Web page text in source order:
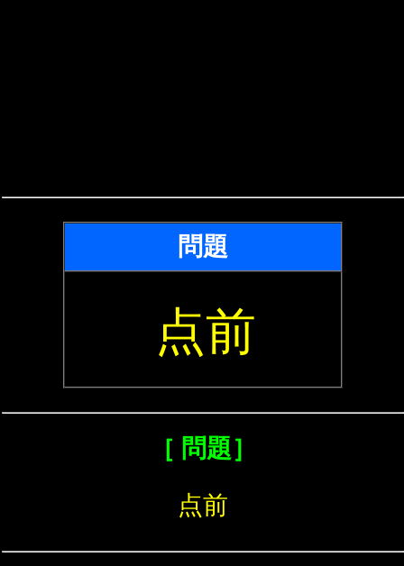
問題
点前
［ 問題］
点前